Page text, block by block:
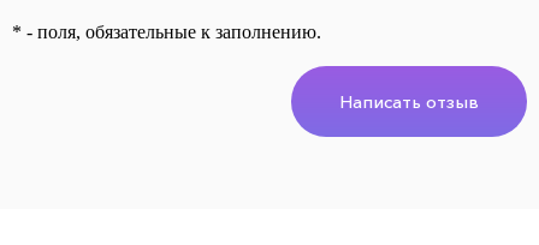
* - поля, обязательные к заполнению.
Написать отзыв